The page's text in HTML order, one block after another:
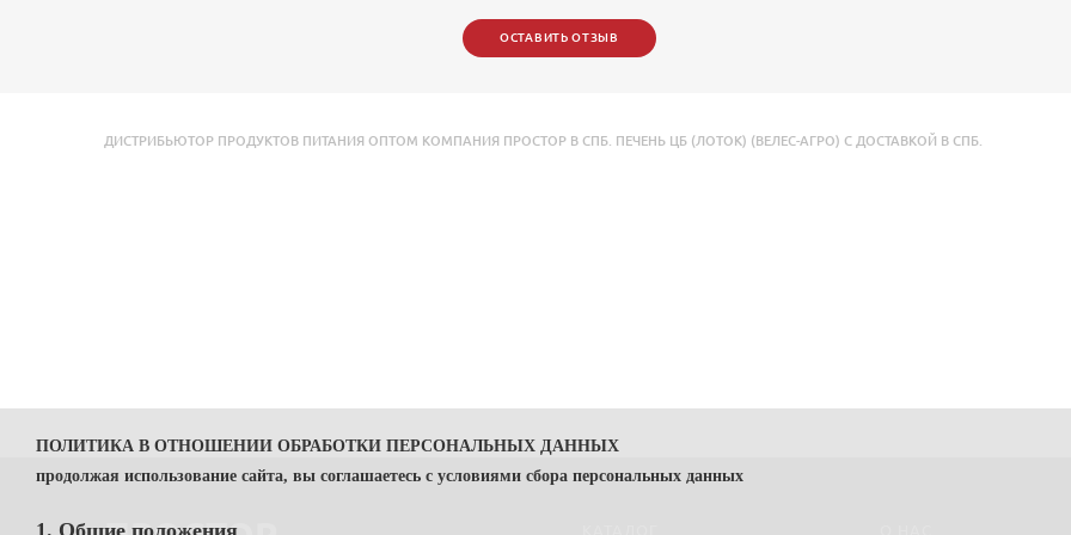
ОСТАВИТЬ ОТЗЫВ
ДИСТРИБЬЮТОР ПРОДУКТОВ ПИТАНИЯ ОПТОМ КОМПАНИЯ ПРОСТОР В СПБ. ПЕЧЕНЬ ЦБ (ЛОТОК) (ВЕЛЕС-АГРО) С ДОСТАВКОЙ В СПБ.
ПОЛИТИКА В ОТНОШЕНИИ ОБРАБОТКИ ПЕРСОНАЛЬНЫХ ДАННЫХ
продолжая использование сайта, вы соглашаетесь с условиями сбора персональных данных
1. Общие положения